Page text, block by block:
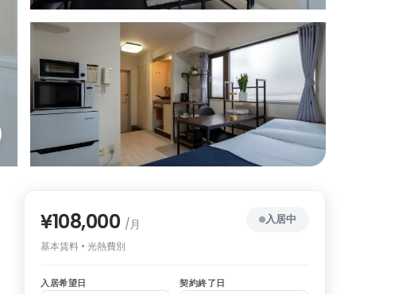
¥108,000 /月
基本賃料 • 光熱費別
入居中
入居希望日 契約終了日